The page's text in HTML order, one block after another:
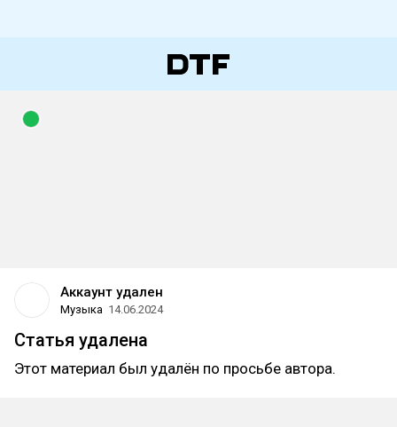
Аккаунт удален
Музыка 14.06.2024
Статья удалена
Этот материал был удалён по просьбе автора.